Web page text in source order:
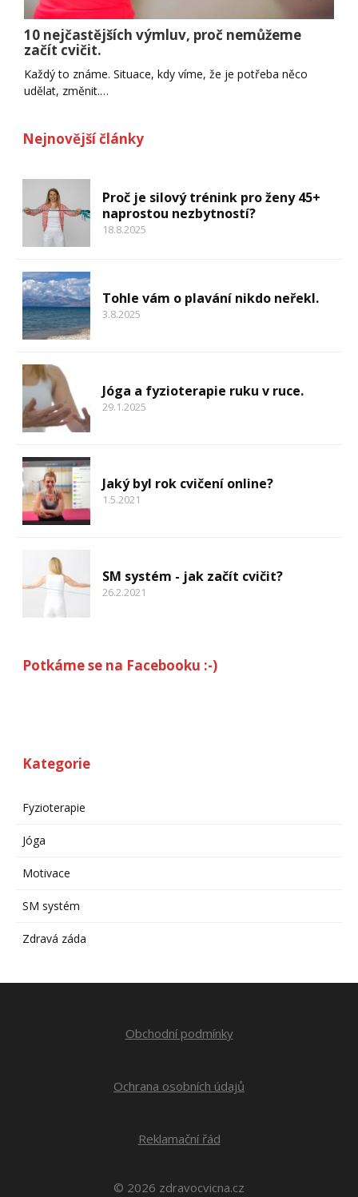
10 nejčastějších výmluv, proč nemůžeme
začít cvičit.
Každý to známe. Situace, kdy víme, že je potřeba něco
udělat, změnit.…
Nejnovější články
Proč je silový trénink pro ženy 45+
naprostou nezbytností?
18.8.2025
Tohle vám o plavání nikdo neřekl.
3.8.2025
Jóga a fyzioterapie ruku v ruce.
29.1.2025
Jaký byl rok cvičení online?
1.5.2021
SM systém - jak začít cvičit?
26.2.2021
Potkáme se na Facebooku :-)
Kategorie
Fyzioterapie
Jóga
Motivace
SM systém
Zdravá záda
Obchodní podmínky
Ochrana osobních údajů
Reklamační řád
© 2026 zdravocvicna.cz